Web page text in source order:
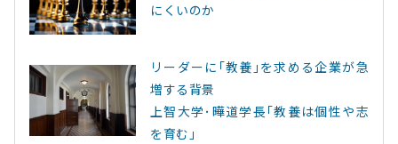
にくいのか
リーダーに｢教養｣を求める企業が急
増する背景
上智大学･曄道学長｢教養は個性や志
を育む｣